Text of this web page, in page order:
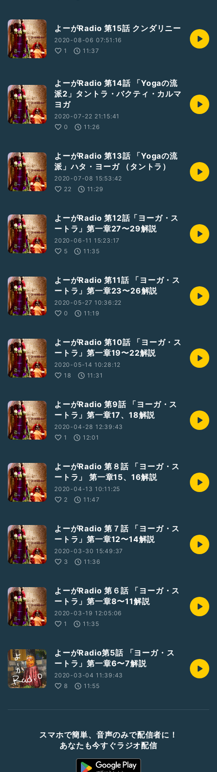
よーがRadio 第15話 クンダリニー
2020-08-06 07:51:16
1
11:37
よーがRadio 第14話 「Yogaの流
派2」タントラ・バクティ・カルマ
ヨガ
2020-07-22 21:15:41
0
11:26
よーがRadio 第13話 「Yogaの流
派」ハタ・ヨーガ （タントラ）
2020-07-08 15:53:42
22
11:29
よーがRadio 第12話「ヨーガ・ス
ートラ」第一章27〜29解説
2020-06-11 15:23:17
5
11:35
よーがRadio 第11話 「ヨーガ・ス
ートラ」第一章23〜26解説
2020-05-27 10:36:22
0
11:19
よーがRadio 第10話 「ヨーガ・ス
ートラ」第一章19〜22解説
2020-05-14 10:28:12
18
11:31
よーがRadio 第9話 「ヨーガ・ス
ートラ」第一章17、18解説
2020-04-28 12:39:43
1
12:01
よーがRadio 第８話 「ヨーガ・ス
ートラ」 第一章15、16解説
2020-04-13 10:11:25
2
11:47
よーがRadio 第７話 「ヨーガ・ス
ートラ」第一章12〜14解説
2020-03-30 15:49:37
3
11:36
よーがRadio 第６話 「ヨーガ・ス
ートラ」第一章8〜11解説
2020-03-19 12:05:06
1
11:35
よーがRadio第5話 「ヨーガ・ス
ートラ」第一章6〜7解説
2020-03-04 11:39:43
8
11:55
スマホで簡単、音声のみで配信者に！
あなたも今すぐラジオ配信